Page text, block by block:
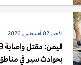
الأحد, 02 أغسطس, 2026
بحوادث سير في